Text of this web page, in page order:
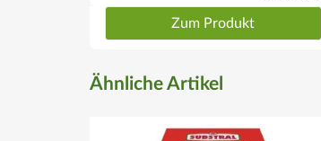
Zum Produkt
Ähnliche Artikel